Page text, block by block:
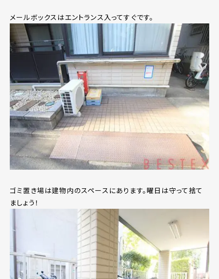
メールボックスはエントランス入ってすぐです。
ゴミ置き場は建物内のスペースにあります。曜日は守って捨て
ましょう！